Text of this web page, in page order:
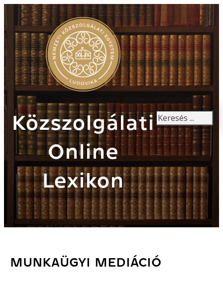
Közszolgálati
Online
Lexikon
Keresés
MUNKAÜGYI MEDIÁCIÓ